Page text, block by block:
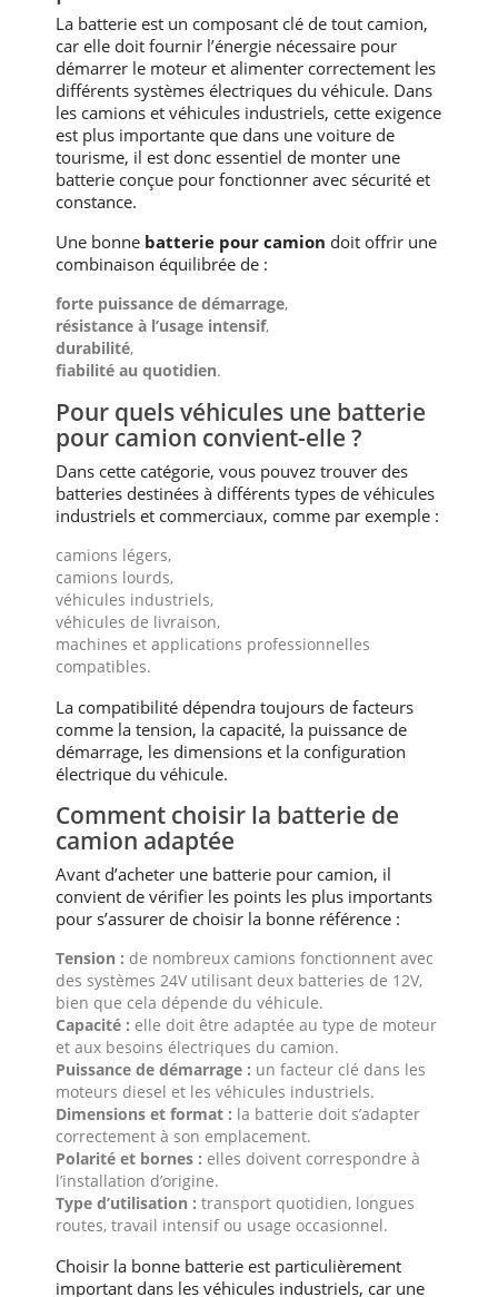
La batterie est un composant clé de tout camion,
car elle doit fournir l’énergie nécessaire pour
démarrer le moteur et alimenter correctement les
différents systèmes électriques du véhicule. Dans
les camions et véhicules industriels, cette exigence
est plus importante que dans une voiture de
tourisme, il est donc essentiel de monter une
batterie conçue pour fonctionner avec sécurité et
constance.
Une bonne batterie pour camion doit offrir une
combinaison équilibrée de :
forte puissance de démarrage,
résistance à l’usage intensif,
durabilité,
fiabilité au quotidien.
Pour quels véhicules une batterie
pour camion convient-elle ?
Dans cette catégorie, vous pouvez trouver des
batteries destinées à différents types de véhicules
industriels et commerciaux, comme par exemple :
camions légers,
camions lourds,
véhicules industriels,
véhicules de livraison,
machines et applications professionnelles
compatibles.
La compatibilité dépendra toujours de facteurs
comme la tension, la capacité, la puissance de
démarrage, les dimensions et la configuration
électrique du véhicule.
Comment choisir la batterie de
camion adaptée
Avant d’acheter une batterie pour camion, il
convient de vérifier les points les plus importants
pour s’assurer de choisir la bonne référence :
Tension : de nombreux camions fonctionnent avec
des systèmes 24V utilisant deux batteries de 12V,
bien que cela dépende du véhicule.
Capacité : elle doit être adaptée au type de moteur
et aux besoins électriques du camion.
Puissance de démarrage : un facteur clé dans les
moteurs diesel et les véhicules industriels.
Dimensions et format : la batterie doit s’adapter
correctement à son emplacement.
Polarité et bornes : elles doivent correspondre à
l’installation d’origine.
Type d’utilisation : transport quotidien, longues
routes, travail intensif ou usage occasionnel.
Choisir la bonne batterie est particulièrement
important dans les véhicules industriels, car une